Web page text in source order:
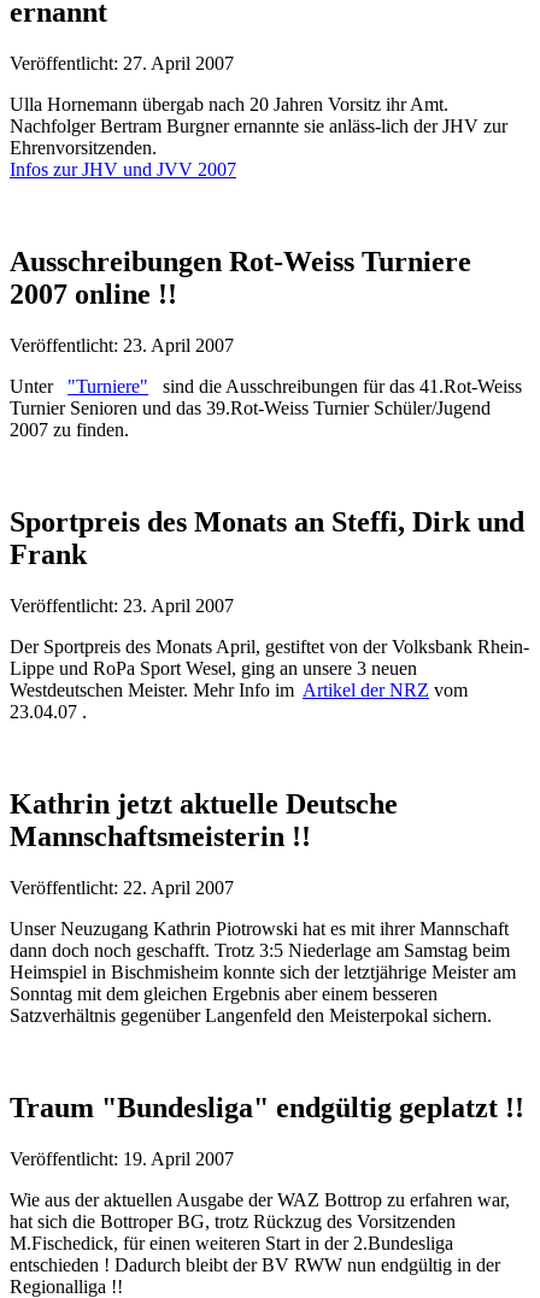
ernannt
Veröffentlicht: 27. April 2007
Ulla Hornemann übergab nach 20 Jahren Vorsitz ihr Amt.
Nachfolger Bertram Burgner ernannte sie anläss-lich der JHV zur
Ehrenvorsitzenden.
Infos zur JHV und JVV 2007
Ausschreibungen Rot-Weiss Turniere
2007 online !!
Veröffentlicht: 23. April 2007
Unter "Turniere" sind die Ausschreibungen für das 41.Rot-Weiss
Turnier Senioren und das 39.Rot-Weiss Turnier Schüler/Jugend
2007 zu finden.
Sportpreis des Monats an Steffi, Dirk und
Frank
Veröffentlicht: 23. April 2007
Der Sportpreis des Monats April, gestiftet von der Volksbank Rhein-
Lippe und RoPa Sport Wesel, ging an unsere 3 neuen
Westdeutschen Meister. Mehr Info im Artikel der NRZ vom
23.04.07 .
Kathrin jetzt aktuelle Deutsche
Mannschaftsmeisterin !!
Veröffentlicht: 22. April 2007
Unser Neuzugang Kathrin Piotrowski hat es mit ihrer Mannschaft
dann doch noch geschafft. Trotz 3:5 Niederlage am Samstag beim
Heimspiel in Bischmisheim konnte sich der letztjährige Meister am
Sonntag mit dem gleichen Ergebnis aber einem besseren
Satzverhältnis gegenüber Langenfeld den Meisterpokal sichern.
Traum "Bundesliga" endgültig geplatzt !!
Veröffentlicht: 19. April 2007
Wie aus der aktuellen Ausgabe der WAZ Bottrop zu erfahren war,
hat sich die Bottroper BG, trotz Rückzug des Vorsitzenden
M.Fischedick, für einen weiteren Start in der 2.Bundesliga
entschieden ! Dadurch bleibt der BV RWW nun endgültig in der
Regionalliga !!